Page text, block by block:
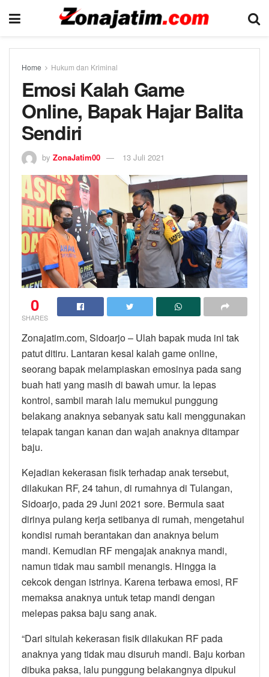
Home Hukum dan Kriminal
Emosi Kalah Game
Online, Bapak Hajar Balita
Sendiri
by ZonaJatim00 13 Juli 2021
0
SHARES
Zonajatim.com, Sidoarjo – Ulah bapak muda ini tak
patut ditiru. Lantaran kesal kalah game online,
seorang bapak melampiaskan emosinya pada sang
buah hati yang masih di bawah umur. Ia lepas
kontrol, sambil marah lalu memukul punggung
belakang anaknya sebanyak satu kali menggunakan
telapak tangan kanan dan wajah anaknya ditampar
baju.
Kejadian kekerasan fisik terhadap anak tersebut,
dilakukan RF, 24 tahun, di rumahnya di Tulangan,
Sidoarjo, pada 29 Juni 2021 sore. Bermula saat
dirinya pulang kerja setibanya di rumah, mengetahui
kondisi rumah berantakan dan anaknya belum
mandi. Kemudian RF mengajak anaknya mandi,
namun tidak mau sambil menangis. Hingga ia
cekcok dengan istrinya. Karena terbawa emosi, RF
memaksa anaknya untuk tetap mandi dengan
melepas paksa baju sang anak.
“Dari situlah kekerasan fisik dilakukan RF pada
anaknya yang tidak mau disuruh mandi. Baju korban
dibuka paksa, lalu punggung belakangnya dipukul